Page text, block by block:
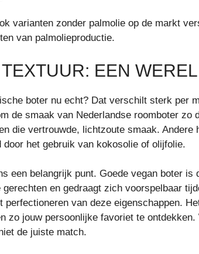
varianten zonder palmolie op de markt
van palmolieproductie.
EEN
boter nu echt? Dat verschilt sterk per
de smaak van Nederlandse roomboter zo
die vertrouwde, lichtzoute smaak. Andere
door het gebruik van kokosolie of olijfolie.
een belangrijk punt. Goede vegan boter
en gedraagt zich voorspelbaar
perfectioneren van deze eigenschappen.
zo jouw persoonlijke favoriet te
de juiste match.